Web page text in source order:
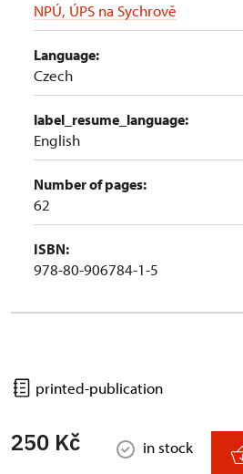
NPÚ, ÚPS na Sychrově
Language:
Czech
label_resume_language:
English
Number of pages:
62
ISBN:
978-80-906784-1-5
printed-publication
250 Kč in stock